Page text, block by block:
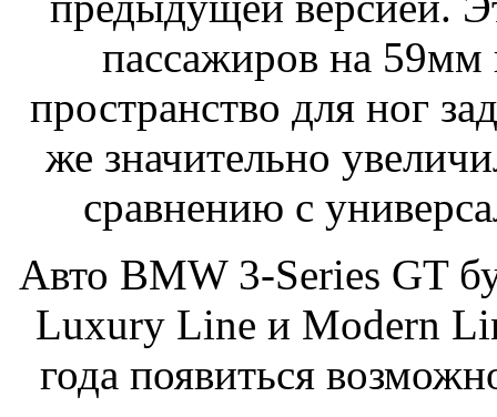
пассажиров на 59мм
пространство для ног
же значительно
сравнению с
Авто BMW 3-Series GT
Luxury Line и Modern
года появиться